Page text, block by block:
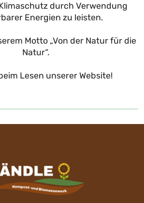
durch Verwendung
Energien zu leisten.
Motto „Von der Natur für die
Natur“.
Lesen unserer Website!